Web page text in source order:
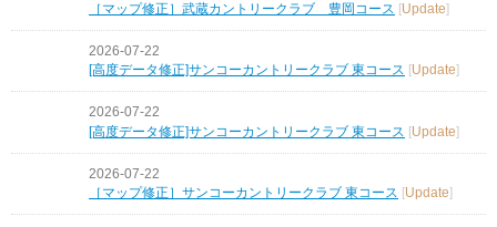
［マップ修正］武蔵カントリークラブ 豊岡コース [Update]
2026-07-22
[高度データ修正]サンコーカントリークラブ 東コース [Update]
2026-07-22
[高度データ修正]サンコーカントリークラブ 東コース [Update]
2026-07-22
［マップ修正］サンコーカントリークラブ 東コース [Update]